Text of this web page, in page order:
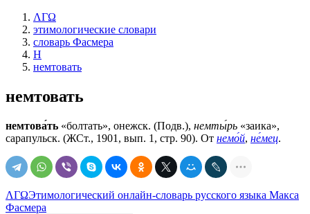
ΛΓΩ
этимологические словари
словарь Фасмера
Н
немтовать
немтовать
немтова́ть «болтать», онежск. (Подв.), немты́рь «заика»,
сарапульск. (ЖСт., 1901, вып. 1, стр. 90). От немо́й, не́мец.
ΛΓΩЭтимологический онлайн-словарь русского языка Макса
Фасмера